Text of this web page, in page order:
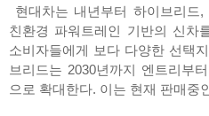
현대차는 내년부터 하이브리드
친환경 파워트레인 기반의 신차
소비자들에게 보다 다양한 선택
브리드는 2030년까지 엔트리부
으로 확대한다. 이는 현재 판매중